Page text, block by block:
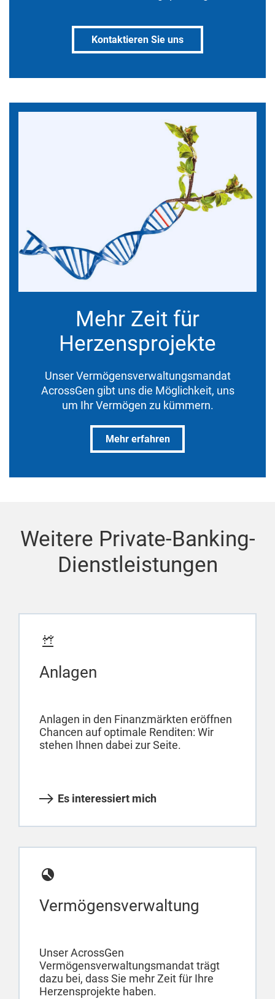
Kontaktieren Sie uns
Mehr Zeit für
Herzensprojekte
Unser Vermögensverwaltungsmandat
AcrossGen gibt uns die Möglichkeit, uns
um Ihr Vermögen zu kümmern.
Mehr erfahren
Weitere Private-Banking-
Dienstleistungen
Anlagen
Anlagen in den Finanzmärkten eröffnen
Chancen auf optimale Renditen: Wir
stehen Ihnen dabei zur Seite.
Es interessiert mich
Vermögensverwaltung
Unser AcrossGen
Vermögensverwaltungsmandat trägt
dazu bei, dass Sie mehr Zeit für Ihre
Herzensprojekte haben.